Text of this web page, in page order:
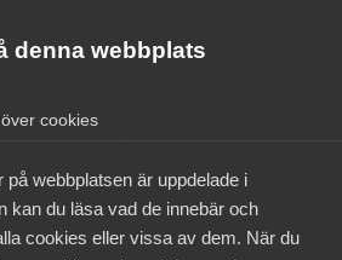
denna webbplats
cookies
webbplatsen är uppdelade i
kan du läsa vad de innebär och
cookies eller vissa av dem. När du